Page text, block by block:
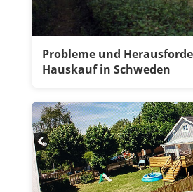
Probleme und
Hauskauf in Schweden